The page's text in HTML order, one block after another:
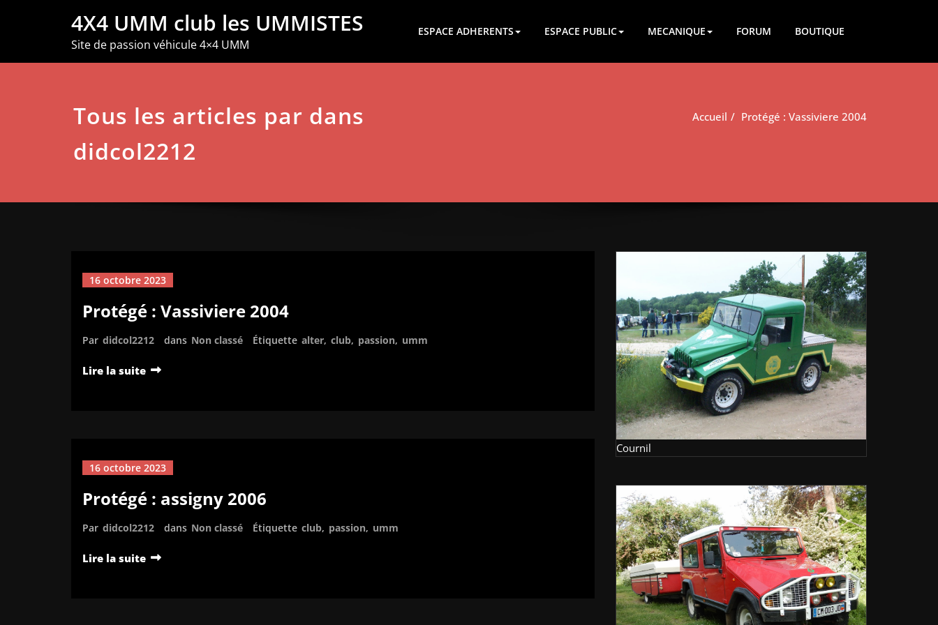
4X4 UMM club les UMMISTES
Site de passion véhicule 4×4 UMM
ESPACE ADHERENTS ESPACE PUBLIC MECANIQUE FORUM BOUTIQUE
Tous les articles par dans
didcol2212
Accueil Protégé : Vassiviere 2004
16 octobre 2023
Protégé : Vassiviere 2004
Par didcol2212 dans Non classé Étiquette alter, club, passion, umm
Lire la suite
16 octobre 2023
Protégé : assigny 2006
Par didcol2212 dans Non classé Étiquette club, passion, umm
Lire la suite
Cournil